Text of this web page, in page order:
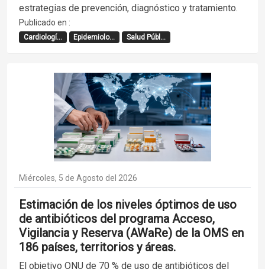
estrategias de prevención, diagnóstico y tratamiento.
Publicado en :
Cardiologí... Epidemiolo... Salud Públ...
Miércoles, 5 de Agosto del 2026
Estimación de los niveles óptimos de uso
de antibióticos del programa Acceso,
Vigilancia y Reserva (AWaRe) de la OMS en
186 países, territorios y áreas.
El objetivo ONU de 70 % de uso de antibióticos del